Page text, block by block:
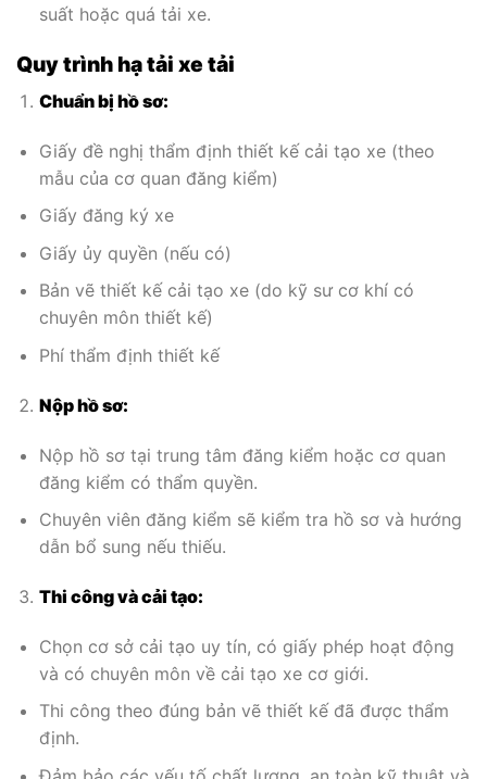
suất hoặc quá tải xe.
Quy trình hạ tải xe tải
Chuẩn bị hồ sơ:
Giấy đề nghị thẩm định thiết kế cải tạo xe (theo
mẫu của cơ quan đăng kiểm)
Giấy đăng ký xe
Giấy ủy quyền (nếu có)
Bản vẽ thiết kế cải tạo xe (do kỹ sư cơ khí có
chuyên môn thiết kế)
Phí thẩm định thiết kế
Nộp hồ sơ:
Nộp hồ sơ tại trung tâm đăng kiểm hoặc cơ quan
đăng kiểm có thẩm quyền.
Chuyên viên đăng kiểm sẽ kiểm tra hồ sơ và hướng
dẫn bổ sung nếu thiếu.
Thi công và cải tạo:
Chọn cơ sở cải tạo uy tín, có giấy phép hoạt động
và có chuyên môn về cải tạo xe cơ giới.
Thi công theo đúng bản vẽ thiết kế đã được thẩm
định.